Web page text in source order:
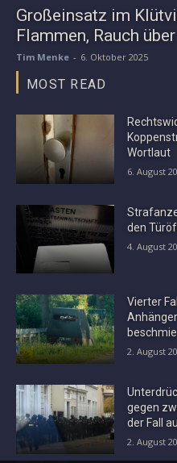
Großeinsatz im
Flammen, Rauch
Tim Menke - 6. Oktober 2025
MOST READ
Wortlaut
6. August
den
4. August
Vierter
2. August
gegen
der Fall
2. August